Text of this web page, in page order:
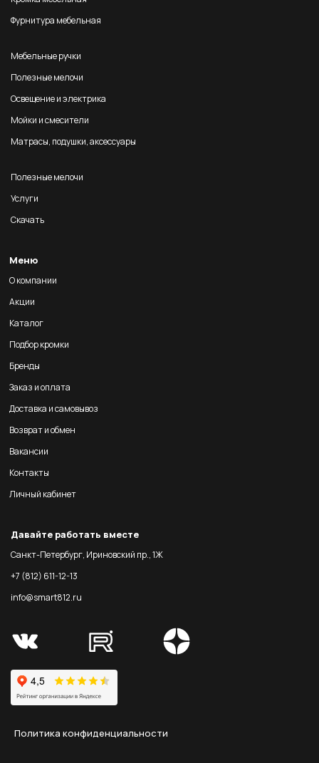
Фурнитура мебельная
Мебельные ручки
Полезные мелочи
Освещение и электрика
Мойки и смесители
Матрасы, подушки, аксессуары
Полезные мелочи
Услуги
Скачать
Меню
О компании
Акции
Каталог
Подбор кромки
Бренды
Заказ и оплата
Доставка и самовывоз
Возврат и обмен
Вакансии
Контакты
Личный кабинет
Давайте работать вместе
Санкт-Петербург, Ириновский пр., 1Ж
+7 (812) 611-12-13
info@smart812.ru
Политика конфиденциальности